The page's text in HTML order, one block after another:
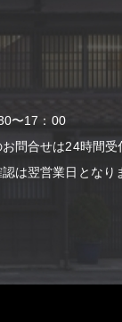
〜17：00
問合せは24時間受
は翌営業⽇となり